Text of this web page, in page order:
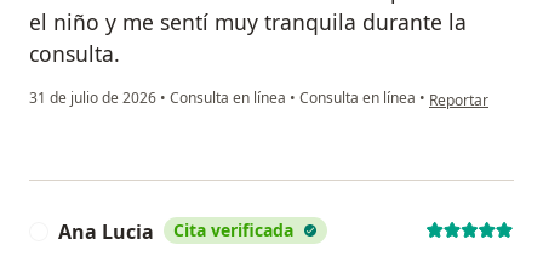
el niño y me sentí muy tranquila durante la
consulta.
31 de julio de 2026 • Consulta en línea • Consulta en línea • en opinión del
Reportar
Ana Lucia Cita verificada